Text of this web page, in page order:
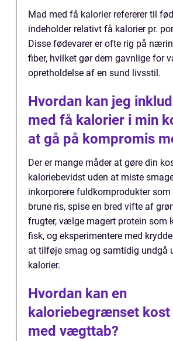
Mad med få kalorier refererer til
indeholder relativt få kalorier pr.
Disse fødevarer er ofte rig på
fiber, hvilket gør dem gavnlige for
opretholdelse af en sund livsstil.
Hvordan kan jeg
med få kalorier i min
at gå på kompromis
Der er mange måder at gøre din
kaloriebevidst uden at miste
inkorporere fuldkornprodukter som
brune ris, spise en bred vifte af
frugter, vælge magert protein som
fisk, og eksperimentere med
at tilføje smag og samtidig undgå
kalorier.
Hvordan kan en
kaloriebegrænset
med vægttab?